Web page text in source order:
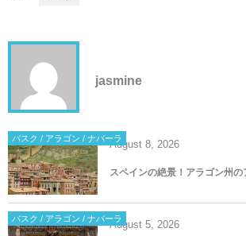
jasmine
バスク / アラゴン / ナバーラAugust 8, 2026
スペインの絶景！アラゴン州の
バスク / アラゴン / ナバーラAugust 5, 2026